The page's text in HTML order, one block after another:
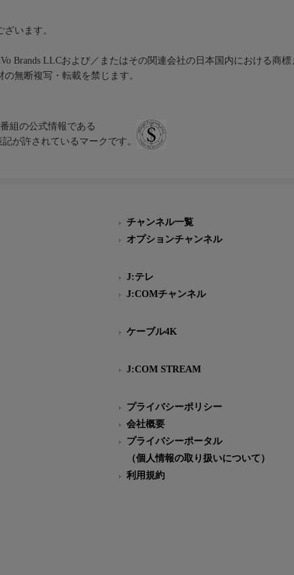
います。
Brands LLCおよび／またはその関連会社の日本国内における商標
無断複写・転載を禁じます。
組の公式情報である
が許されているマークです。
チャンネル一覧
オプションチャンネル
J:テレ
J:COMチャンネル
ケーブル4K
J:COM STREAM
プライバシーポリシー
会社概要
プライバシーポータル
（個人情報の取り扱いについて）
利用規約